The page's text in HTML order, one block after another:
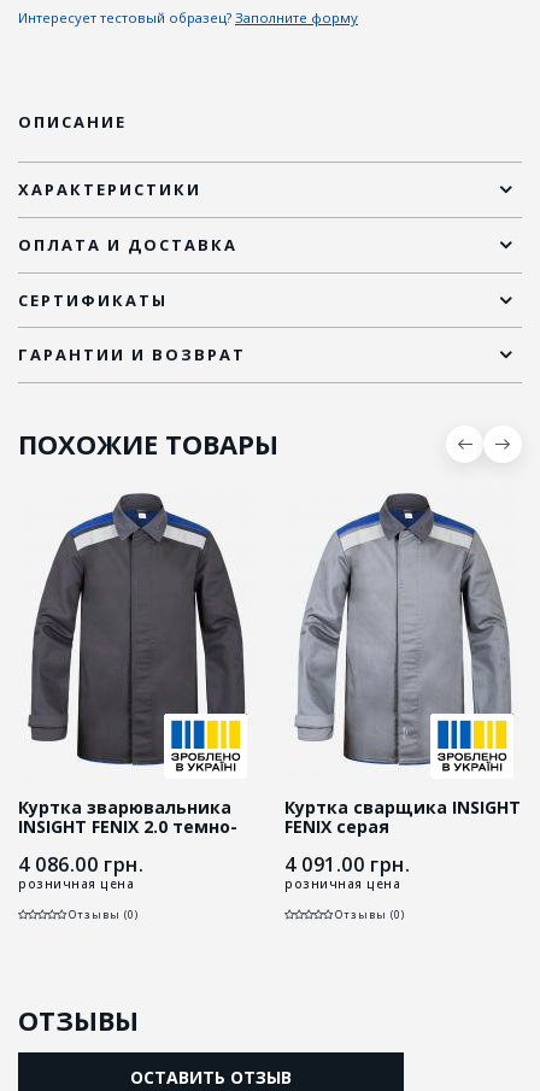
Интересует тестовый образец? Заполните форму
ОПИСАНИЕ
ХАРАКТЕРИСТИКИ
ОПЛАТА И ДОСТАВКА
СЕРТИФИКАТЫ
ГАРАНТИИ И ВОЗВРАТ
ПОХОЖИЕ ТОВАРЫ
Куртка зварювальника
INSIGHT FENIX 2.0 темно-
4 086.00 грн.
розничная цена
Отзывы (0)
Куртка сварщика INSIGHT
FENIX серая
4 091.00 грн.
розничная цена
Отзывы (0)
ОТЗЫВЫ
ОСТАВИТЬ ОТЗЫВ